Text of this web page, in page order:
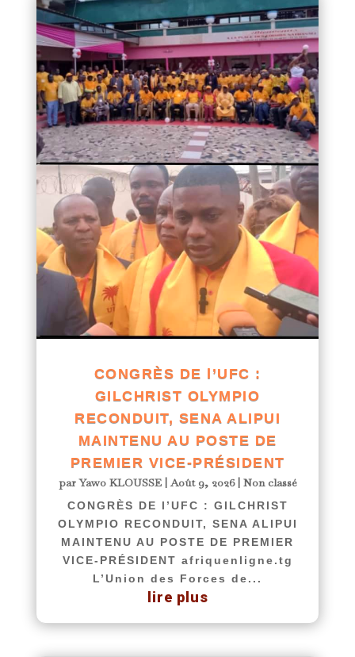
CONGRÈS DE l’UFC :
GILCHRIST OLYMPIO
RECONDUIT, SENA ALIPUI
MAINTENU AU POSTE DE
PREMIER VICE-PRÉSIDENT
parYawo KLOUSSE|Août 9, 2026| Non classé
CONGRÈS DE l’UFC : GILCHRIST
OLYMPIO RECONDUIT, SENA ALIPUI
MAINTENU AU POSTE DE PREMIER
VICE-PRÉSIDENT afriquenligne.tg
L’Union des Forces de...
lire plus